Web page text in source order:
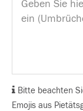
Bitte beachten
Emojis aus